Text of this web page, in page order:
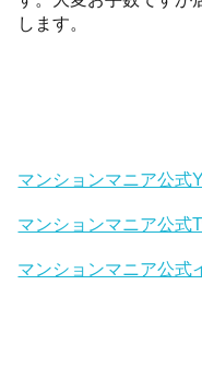
します。
マンションマニア公式
マンションマニア公式
マンションマニア公式